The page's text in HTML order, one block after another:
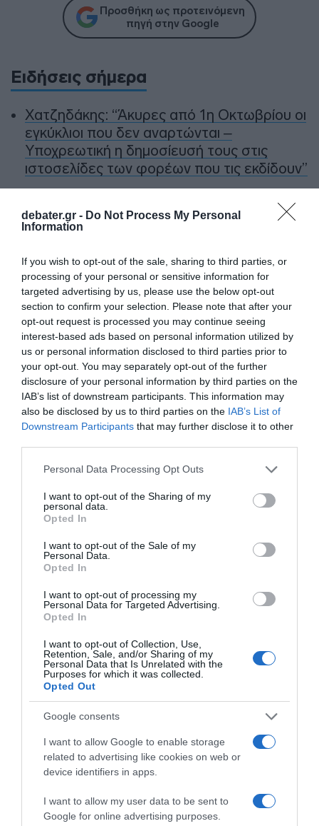
debater.gr - Do Not Process My Personal
Information
If you wish to opt-out of the sale, sharing to third parties, or
processing of your personal or sensitive information for
targeted advertising by us, please use the below opt-out
section to confirm your selection. Please note that after your
opt-out request is processed you may continue seeing
interest-based ads based on personal information utilized by
us or personal information disclosed to third parties prior to
your opt-out. You may separately opt-out of the further
disclosure of your personal information by third parties on the
IAB’s list of downstream participants. This information may
also be disclosed by us to third parties on the IAB’s List of
Downstream Participants that may further disclose it to other
Please note that this website/app uses one or more Google
not limited to your visit or usage behaviour. You may click to
grant or deny consent to Google and its third-party tags to
use your data for below specified purposes in below Google
consent section.
Personal Data Processing Opt Outs
I want to opt-out of the Sharing of my
personal data.
Opted In
I want to opt-out of the Sale of my
Personal Data.
Opted In
I want to opt-out of processing my
Personal Data for Targeted Advertising.
Opted In
I want to opt-out of Collection, Use,
Retention, Sale, and/or Sharing of my
Personal Data that Is Unrelated with the
Purposes for which it was collected.
Opted Out
Google consents
I want to allow Google to enable storage
related to advertising like cookies on web or
device identifiers in apps.
I want to allow my user data to be sent to
Google for online advertising purposes.
Προσθήκη ως προτεινόμενη
πηγή στην Google
Ειδήσεις σήμερα
Χατζηδάκης: “Άκυρες από 1η Οκτωβρίου οι
εγκύκλιοι που δεν αναρτώνται –
Υποχρεωτική η δημοσίευσή τους στις
ιστοσελίδες των φορέων που τις εκδίδουν”
Ευρωπαίων ταξιδιωτών, σύμφωνα με
έρευνα του ΕΟΤ
Συντάξεις Σεπτεμβρίου 2026: Πότε
αναμένεται να πληρωθούν μισθωτοί και μη
μισθωτοί
Πάνω από 300 έλεγχοι στις παραλίες με
drones και MyCoast – Πρόστιμα έως
73.000 ευρώ και σφραγίσεις επιχειρήσεων
Ακολούθησε το debater.gr στοGoogle News
και μάθετε πρώτοι όλες τις ειδήσεις
Share Tweet
ΜΑΙΚΛ ΤΖΑΚΣΟΝ
ΣΧΟΛΙΑ